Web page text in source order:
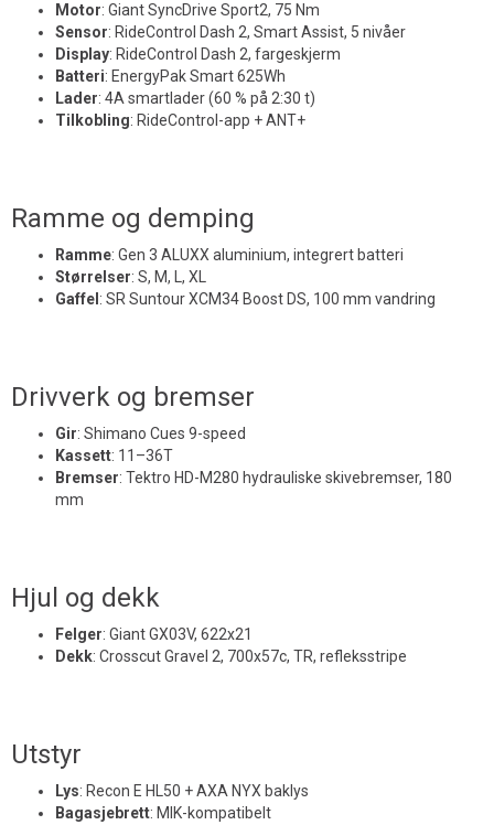
Motor: Giant SyncDrive Sport2, 75 Nm
Sensor: RideControl Dash 2, Smart Assist, 5 nivåer
Display: RideControl Dash 2, fargeskjerm
Batteri: EnergyPak Smart 625Wh
Lader: 4A smartlader (60 % på 2:30 t)
Tilkobling: RideControl-app + ANT+
Ramme og demping
Ramme: Gen 3 ALUXX aluminium, integrert batteri
Størrelser: S, M, L, XL
Gaffel : SR Suntour XCM34 Boost DS, 100 mm vandring
Drivverk og bremser
Gir: Shimano Cues 9-speed
Kassett: 11–36T
Bremser: Tektro HD-M280 hydrauliske skivebremser, 180
mm
Hjul og dekk
Felger: Giant GX03V, 622x21
Dekk: Crosscut Gravel 2, 700x57c, TR, refleksstripe
Utstyr
Lys: Recon E HL50 + AXA NYX baklys
Bagasjebrett: MIK-kompatibelt